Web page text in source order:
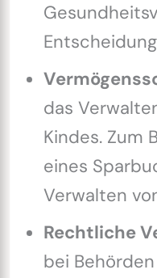
das
Kindes. Zum
eines
Verwalten
Rechtliche
bei